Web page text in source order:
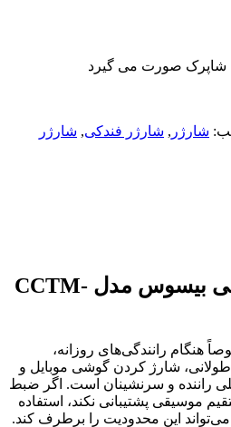
شاپرک صورت می گیرد
شارژر , شارژر فندکی, شارژر
معرفی شارژر فندکی بیسوس مدل CCTM-
هنگام رانندگی‌های روزانه،
شارژ کردن گوشی موبایل و
راننده و سرنشینان است. اگر ضبط
موسیقی پشتیبانی نکند، استفاده
این محدودیت را برطرف کند.